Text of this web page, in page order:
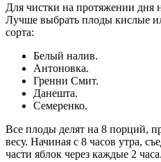
Для чистки на протяжении дня
Лучше выбрать плоды кислые
сорта:
Белый налив.
Антоновка.
Гренни Смит.
Данешта.
Семеренко.
Все плоды делят на 8 порций,
весу. Начиная с 8 часов утра,
части яблок через каждые 2 часа.